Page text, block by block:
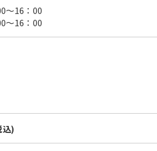
〜16：00
〜16：00
込)
translated into
to return to
use an automatic